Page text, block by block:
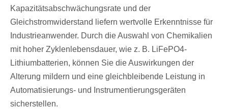
Kapazitätsabschwächungsrate und der
Gleichstromwiderstand liefern wertvolle Erkenntnisse für
Industrieanwender. Durch die Auswahl von Chemikalien
mit hoher Zyklenlebensdauer, wie z. B. LiFePO4-
Lithiumbatterien, können Sie die Auswirkungen der
Alterung mildern und eine gleichbleibende Leistung in
Automatisierungs- und Instrumentierungsgeräten
sicherstellen.